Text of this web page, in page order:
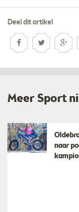
Deel dit artikel
Meer Sport
naar